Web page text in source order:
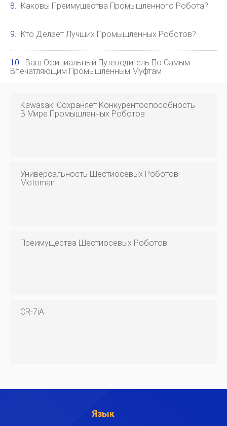
Каковы Преимущества Промышленного Робота?
Кто Делает Лучших Промышленных Роботов?
Ваш Официальный Путеводитель По Самым
Впечатляющим Промышленным Муфтам
Kawasaki Сохраняет Конкурентоспособность
В Мире Промышленных Роботов
Универсальность Шестиосевых Роботов
Motoman
Преимущества Шестиосевых Роботов
CR-7iA
Язык